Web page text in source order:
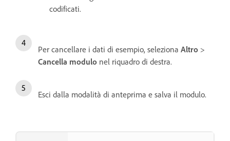
codificati.
Per cancellare i dati di esempio, seleziona Altro >
Cancella modulo nel riquadro di destra.
Esci dalla modalità di anteprima e salva il modulo.